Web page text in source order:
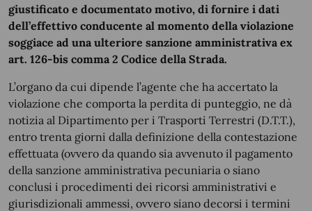
giustificato e documentato motivo, di fornire i dati
dell’effettivo conducente al momento della violazione
soggiace ad una ulteriore sanzione amministrativa ex
art. 126-bis comma 2 Codice della Strada.
L’organo da cui dipende l’agente che ha accertato la
violazione che comporta la perdita di punteggio, ne dà
notizia al Dipartimento per i Trasporti Terrestri (D.T.T.),
entro trenta giorni dalla definizione della contestazione
effettuata (ovvero da quando sia avvenuto il pagamento
della sanzione amministrativa pecuniaria o siano
conclusi i procedimenti dei ricorsi amministrativi e
giurisdizionali ammessi, ovvero siano decorsi i termini